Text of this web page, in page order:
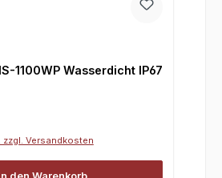
1100WP Wasserdicht IP67
zzgl. Versandkosten